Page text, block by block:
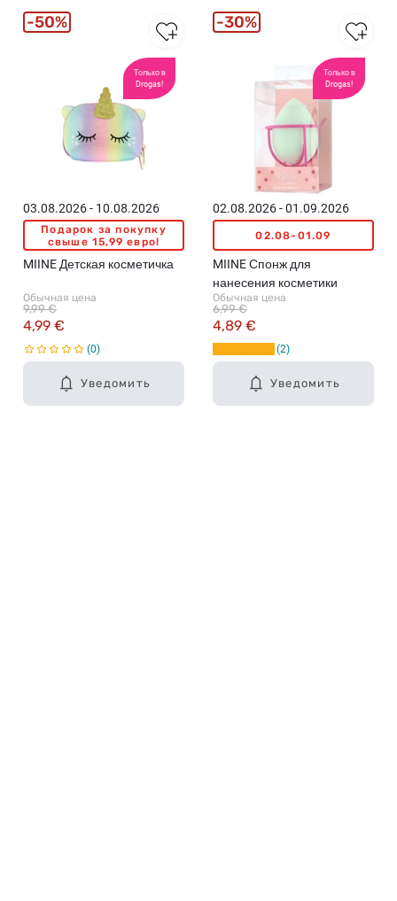
Только в
Drogas!
Уведомить
03.08.2026 - 10.08.2026
Подарок за покупку
свыше 15,99 евро!
MIINE Детская косметичка
Обычная цена
4,99 €
9,99 €
0
50%
Только в
Drogas!
Уведомить
02.08.2026 - 01.09.2026
02.08-01.09
MIINE Спонж для
нанесения косметики
Обычная цена
4,89 €
6,99 €
2
30%